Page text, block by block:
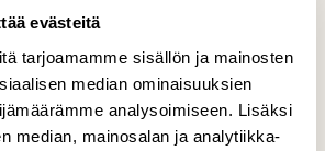
evästeitä
tarjoamamme sisällön ja mainosten
median ominaisuuksien
analysoimiseen. Lisäksi
median, mainosalan ja analytiikka-